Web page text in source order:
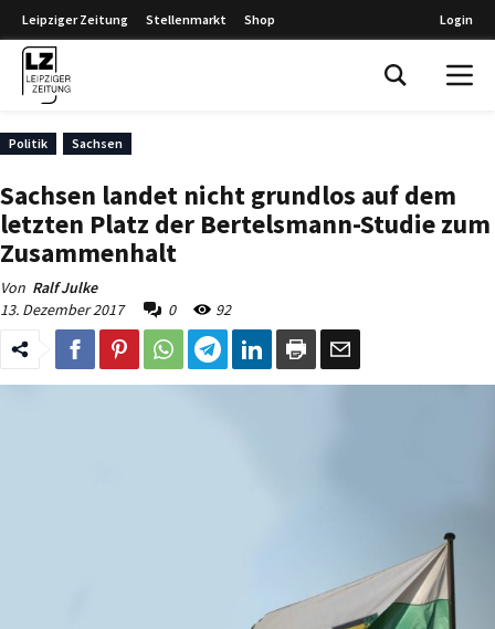
Leipziger Zeitung Stellenmarkt Shop Login
Politik Sachsen
Sachsen landet nicht grundlos auf dem
letzten Platz der Bertelsmann-Studie zum
Zusammenhalt
Von Ralf Julke
13. Dezember 2017
0 92